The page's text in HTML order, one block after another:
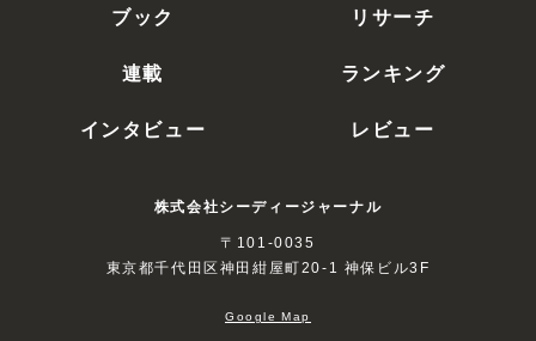
ブック
リサーチ
連載
ランキング
インタビュー
レビュー
株式会社シーディージャーナル
〒101-0035
東京都千代田区神田紺屋町20-1 神保ビル3F
Google Map